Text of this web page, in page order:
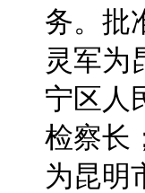
务。批
灵军为
宁区人
检察长
为昆明